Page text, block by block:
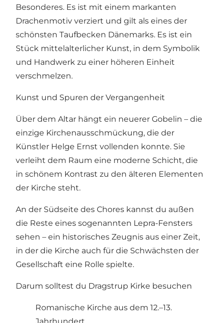
Besonderes. Es ist mit einem markanten
Drachenmotiv verziert und gilt als eines der
schönsten Taufbecken Dänemarks. Es ist ein
Stück mittelalterlicher Kunst, in dem Symbolik
und Handwerk zu einer höheren Einheit
verschmelzen.
Kunst und Spuren der Vergangenheit
Über dem Altar hängt ein neuerer Gobelin – die
einzige Kirchenausschmückung, die der
Künstler Helge Ernst vollenden konnte. Sie
verleiht dem Raum eine moderne Schicht, die
in schönem Kontrast zu den älteren Elementen
der Kirche steht.
An der Südseite des Chores kannst du außen
die Reste eines sogenannten Lepra-Fensters
sehen – ein historisches Zeugnis aus einer Zeit,
in der die Kirche auch für die Schwächsten der
Gesellschaft eine Rolle spielte.
Darum solltest du Dragstrup Kirke besuchen
Romanische Kirche aus dem 12.–13.
Jahrhundert